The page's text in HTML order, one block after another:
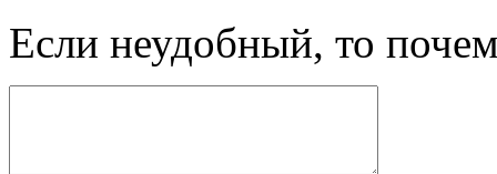
Если неудобный, то